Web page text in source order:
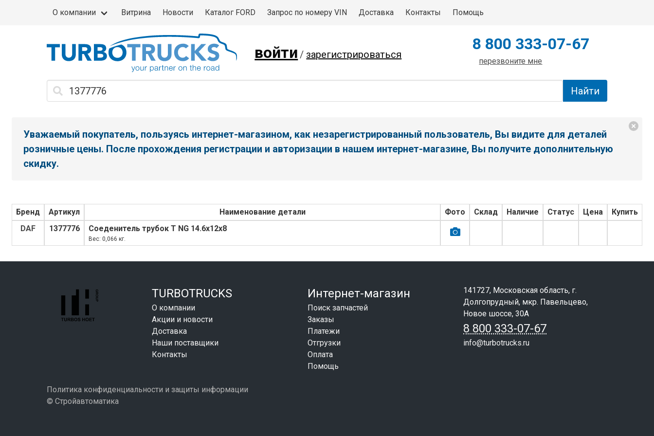
О компании Витрина Новости Каталог FORD Запрос по номеру VIN Доставка Контакты Помощь
войти / зарегистрироваться
8 800 333-07-67
перезвоните мне
Уважаемый покупатель, пользуясь интернет-магазином, как незарегистрированный пользователь, Вы видите для деталей
розничные цены. После прохождения регистрации и авторизации в нашем интернет-магазине, Вы получите дополнительную
скидку.
Бренд Артикул Наименование детали Фото Склад Наличие Статус Цена
Купить
DAF
1377776 Соеденитель трубок Т NG 14.6x12x8
Вес: 0,066 кг.
TURBOTRUCKS
О компании
Акции и новости
Доставка
Наши поставщики
Контакты
Интернет-магазин
Поиск запчастей
Заказы
Платежи
Отгрузки
Оплата
Помощь
141727, Московская область, г.
Долгопрудный, мкр. Павельцево,
Новое шоссе, 30А
8 800 333-07-67
info@turbotrucks.ru
Политика конфиденциальности и защиты информации
© Стройавтоматика